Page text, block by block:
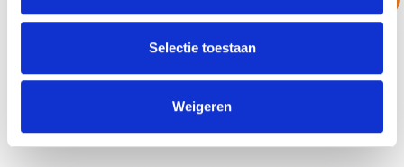
Selectie toestaan
Weigeren
CERTIFICATEN